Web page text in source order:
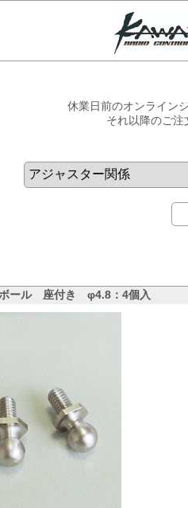
休業日前のオンライン
それ以降のご
ボール 座付き φ4.8：4個入